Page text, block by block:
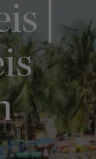
|